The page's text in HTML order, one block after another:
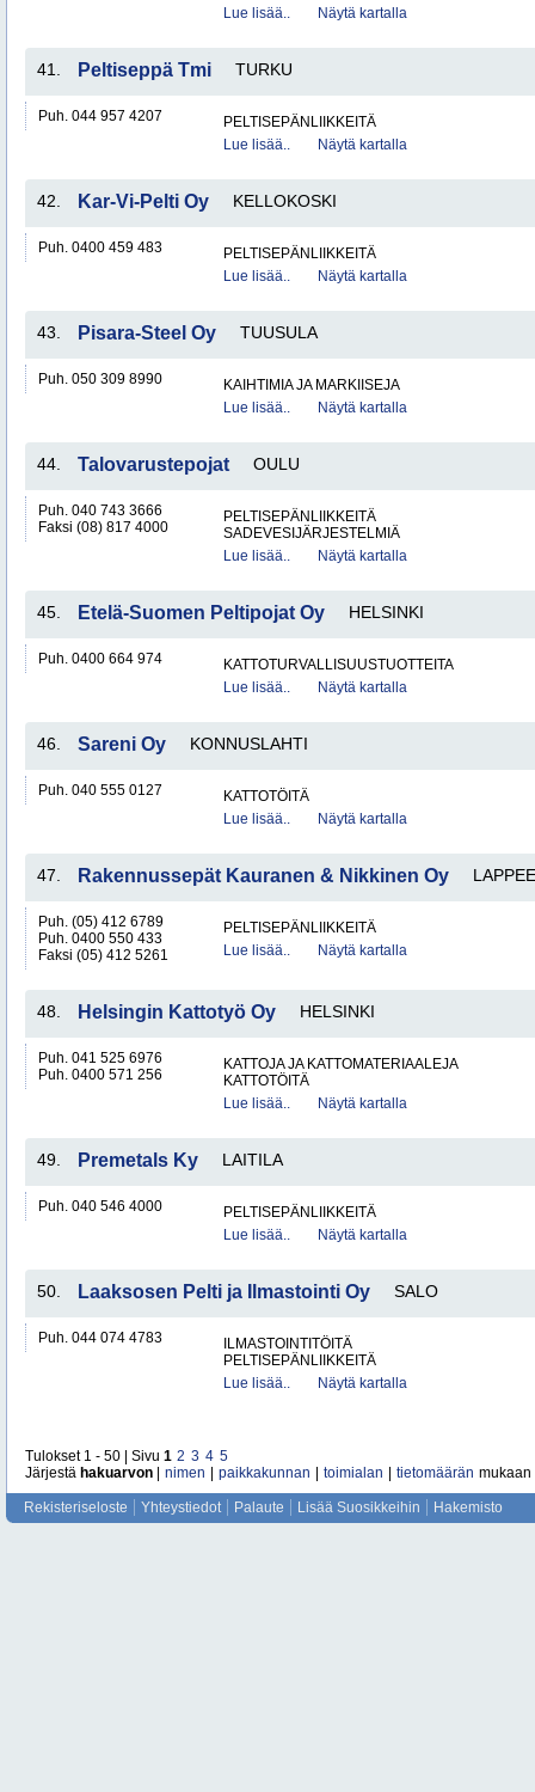
Lue lisää..
Näytä kartalla
41. Peltiseppä Tmi TURKU
Puh. 044 957 4207
PELTISEPÄNLIIKKEITÄ
Lue lisää..
Näytä kartalla
42. Kar-Vi-Pelti Oy KELLOKOSKI
Puh. 0400 459 483
PELTISEPÄNLIIKKEITÄ
Lue lisää..
Näytä kartalla
43. Pisara-Steel Oy TUUSULA
Puh. 050 309 8990
KAIHTIMIA JA MARKIISEJA
Lue lisää..
Näytä kartalla
44. Talovarustepojat OULU
Puh. 040 743 3666
Faksi (08) 817 4000
PELTISEPÄNLIIKKEITÄ
SADEVESIJÄRJESTELMIÄ
Lue lisää..
Näytä kartalla
45. Etelä-Suomen Peltipojat Oy HELSINKI
Puh. 0400 664 974
KATTOTURVALLISUUSTUOTTEITA
Lue lisää..
Näytä kartalla
46. Sareni Oy KONNUSLAHTI
Puh. 040 555 0127
KATTOTÖITÄ
Lue lisää..
Näytä kartalla
47. Rakennussepät Kauranen & Nikkinen Oy
Puh. (05) 412 6789
Puh. 0400 550 433
Faksi (05) 412 5261
PELTISEPÄNLIIKKEITÄ
Lue lisää..
Näytä kartalla
48. Helsingin Kattotyö Oy HELSINKI
Puh. 041 525 6976
Puh. 0400 571 256
KATTOJA JA KATTOMATERIAALEJA
KATTOTÖITÄ
Lue lisää..
Näytä kartalla
49. Premetals Ky LAITILA
Puh. 040 546 4000
PELTISEPÄNLIIKKEITÄ
Lue lisää..
Näytä kartalla
50. Laaksosen Pelti ja Ilmastointi Oy SALO
Puh. 044 074 4783
ILMASTOINTITÖITÄ
PELTISEPÄNLIIKKEITÄ
Lue lisää..
Näytä kartalla
Tulokset 1 - 50 | Sivu 1 2 3 4 5
Järjestä hakuarvon nimen paikkakunnan toimialan tietomäärän mukaan
Rekisteriseloste Yhteystiedot Palaute Lisää Suosikkeihin Hakemisto